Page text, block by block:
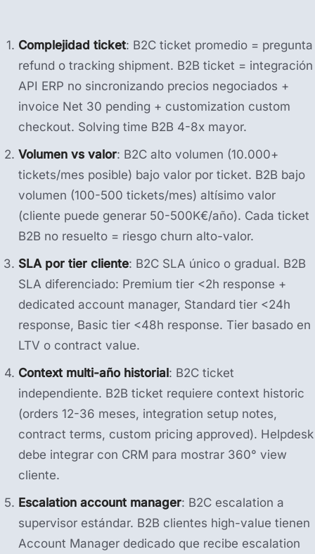
Complejidad ticket: B2C ticket promedio = pregunta
refund o tracking shipment. B2B ticket = integración
API ERP no sincronizando precios negociados +
invoice Net 30 pending + customization custom
checkout. Solving time B2B 4-8x mayor.
Volumen vs valor: B2C alto volumen (10.000+
tickets/mes posible) bajo valor por ticket. B2B bajo
volumen (100-500 tickets/mes) altísimo valor
(cliente puede generar 50-500K€/año). Cada ticket
B2B no resuelto = riesgo churn alto-valor.
SLA por tier cliente: B2C SLA único o gradual. B2B
SLA diferenciado: Premium tier <2h response +
dedicated account manager, Standard tier <24h
response, Basic tier <48h response. Tier basado en
LTV o contract value.
Context multi-año historial: B2C ticket
independiente. B2B ticket requiere context historic
(orders 12-36 meses, integration setup notes,
contract terms, custom pricing approved). Helpdesk
debe integrar con CRM para mostrar 360° view
cliente.
Escalation account manager: B2C escalation a
supervisor estándar. B2B clientes high-value tienen
Account Manager dedicado que recibe escalation